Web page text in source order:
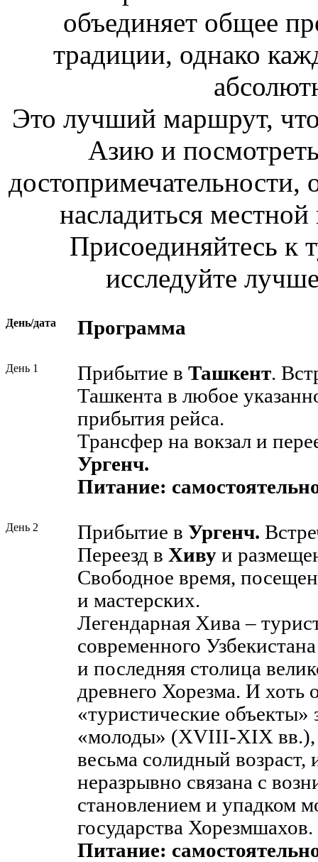
объединяет общее
традиции, однако
Это лучший маршрут,
Азию и
достопримечательности,
насладиться
Присоединяйтесь к
исследуйте
День/дата Программа
День 1 Прибытие в Ташкент.
Ташкента в любое
прибытия рейса.
Трансфер на вокзал и
Ургенч.
Питание:
День 2 Прибытие в Ургенч.
Переезд в Хиву и
Свободное время,
и мастерских.
Легендарная Хива –
современного
и последняя столица
древнего Хорезма. И хоть
«туристические объекты»
«молоды» (XVIII-XIX вв.),
весьма солидный возраст,
неразрывно связана с
становлением и упадком
государства Хорезмшахов.
Питание: